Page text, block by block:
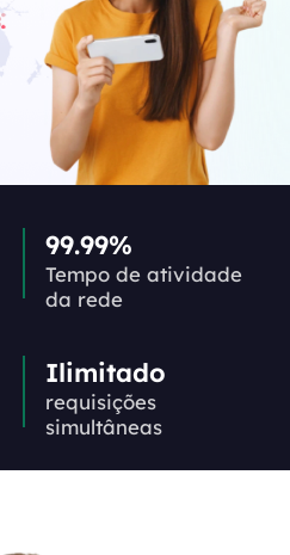
99.99%
Tempo de atividade
da rede
Ilimitado
requisições
simultâneas